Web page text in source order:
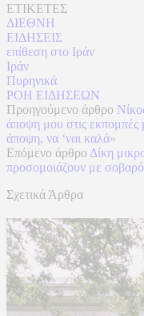
ΕΤΙΚΕΤΕΣ
ΔΙΕΘΝΗ
ΕΙΔΗΣΕΙΣ
επίθεση στο Ιράν
Ιράν
Πυρηνικά
ΡΟΗ ΕΙΔΗΣΕΩΝ
Προηγούμενο άρθρο
άποψη μου στις εκπομπές
άποψη, να ‘ναι καλά»
Επόμενο άρθρο Δίκη
προσομοιάζουν με σοβαρό
Σχετικά Άρθρα